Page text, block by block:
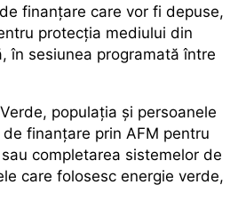
finanțare care vor fi depuse,
protecția mediului din
în sesiunea programată între
populația și persoanele
finanțare prin AFM pentru
completarea sistemelor de
care folosesc energie verde,